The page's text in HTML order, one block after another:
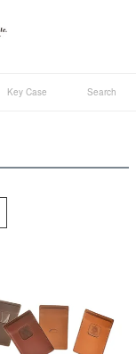
Key Case Search